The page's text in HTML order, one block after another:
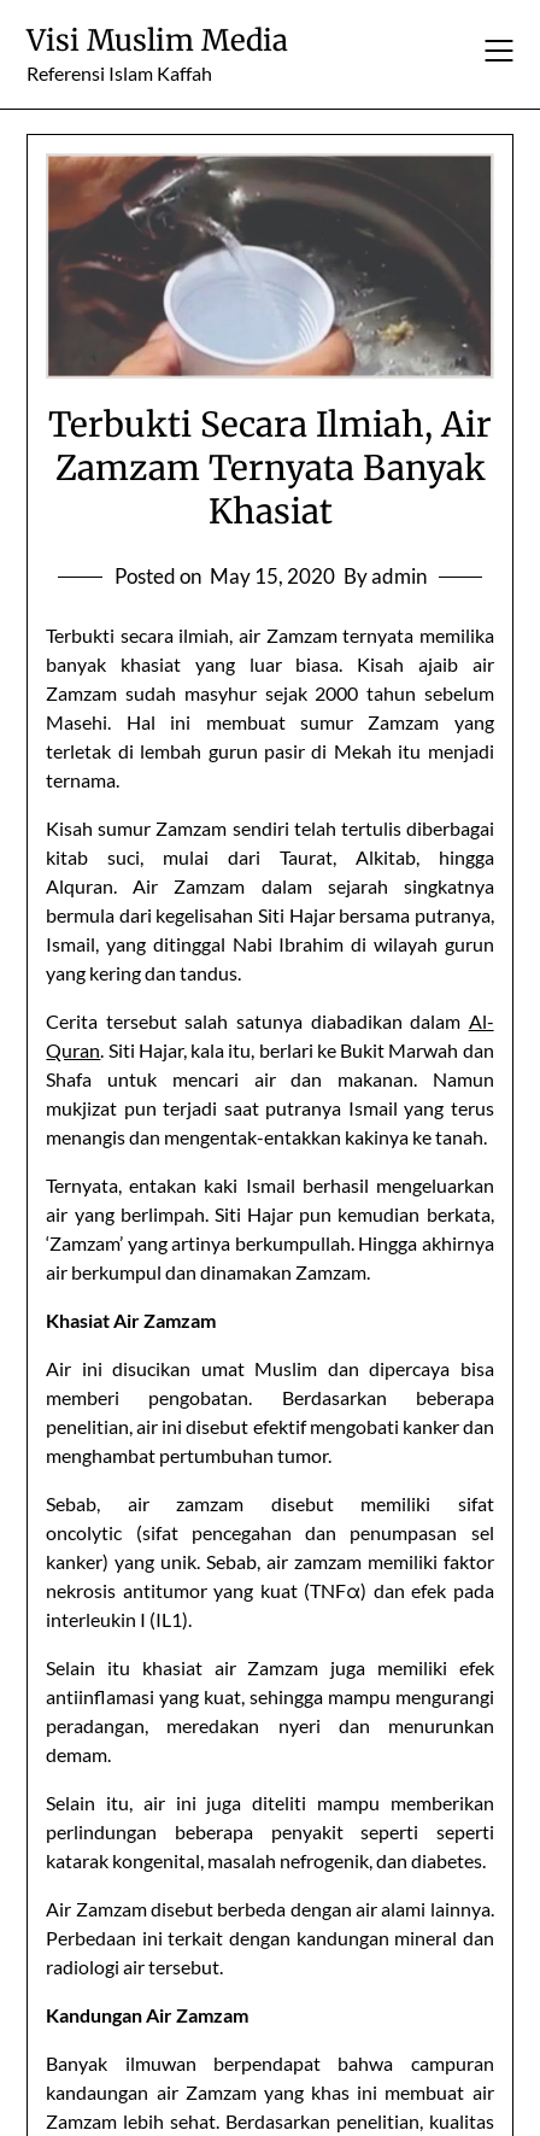
content
Visi Muslim Media
Referensi Islam Kaffah
Terbukti Secara Ilmiah, Air
Zamzam Ternyata Banyak
Khasiat
Posted on May 15, 2020 By admin
Terbukti secara ilmiah, air Zamzam ternyata memilika
banyak khasiat yang luar biasa. Kisah ajaib air
Zamzam sudah masyhur sejak 2000 tahun sebelum
Masehi. Hal ini membuat sumur Zamzam yang
terletak di lembah gurun pasir di Mekah itu menjadi
ternama.
Kisah sumur Zamzam sendiri telah tertulis diberbagai
kitab suci, mulai dari Taurat, Alkitab, hingga
Alquran. Air Zamzam dalam sejarah singkatnya
bermula dari kegelisahan Siti Hajar bersama putranya,
Ismail, yang ditinggal Nabi Ibrahim di wilayah gurun
yang kering dan tandus.
Cerita tersebut salah satunya diabadikan dalam Al-
Quran. Siti Hajar, kala itu, berlari ke Bukit Marwah dan
Shafa untuk mencari air dan makanan. Namun
mukjizat pun terjadi saat putranya Ismail yang terus
menangis dan mengentak-entakkan kakinya ke tanah.
Ternyata, entakan kaki Ismail berhasil mengeluarkan
air yang berlimpah. Siti Hajar pun kemudian berkata,
‘Zamzam’ yang artinya berkumpullah. Hingga akhirnya
air berkumpul dan dinamakan Zamzam.
Khasiat Air Zamzam
Air ini disucikan umat Muslim dan dipercaya bisa
memberi pengobatan. Berdasarkan beberapa
penelitian, air ini disebut efektif mengobati kanker dan
menghambat pertumbuhan tumor.
Sebab, air zamzam disebut memiliki sifat
oncolytic (sifat pencegahan dan penumpasan sel
kanker) yang unik. Sebab, air zamzam memiliki faktor
nekrosis antitumor yang kuat (TNFα) dan efek pada
interleukin I (IL1).
Selain itu khasiat air Zamzam juga memiliki efek
antiinflamasi yang kuat, sehingga mampu mengurangi
peradangan, meredakan nyeri dan menurunkan
demam.
Selain itu, air ini juga diteliti mampu memberikan
perlindungan beberapa penyakit seperti seperti
katarak kongenital, masalah nefrogenik, dan diabetes.
Air Zamzam disebut berbeda dengan air alami lainnya.
Perbedaan ini terkait dengan kandungan mineral dan
radiologi air tersebut.
Kandungan Air Zamzam
Banyak ilmuwan berpendapat bahwa campuran
kandaungan air Zamzam yang khas ini membuat air
Zamzam lebih sehat. Berdasarkan penelitian, kualitas